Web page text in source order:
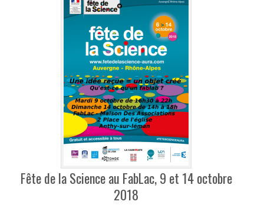
Fête de la Science au FabLac, 9 et 14 octobre
2018